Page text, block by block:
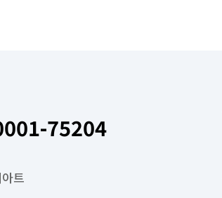
75204
트